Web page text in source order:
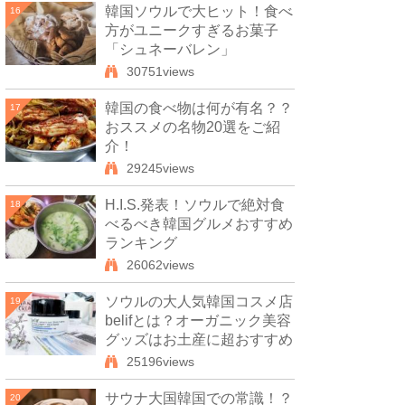
16
韓国ソウルで大ヒット！食べ
方がユニークすぎるお菓子
「シュネーバレン」
30751views
17
韓国の食べ物は何が有名？？
おススメの名物20選をご紹
介！
29245views
18
H.I.S.発表！ソウルで絶対食
べるべき韓国グルメおすすめ
ランキング
26062views
19
ソウルの大人気韓国コスメ店
belifとは？オーガニック美容
グッズはお土産に超おすすめ
25196views
20
サウナ大国韓国での常識！？